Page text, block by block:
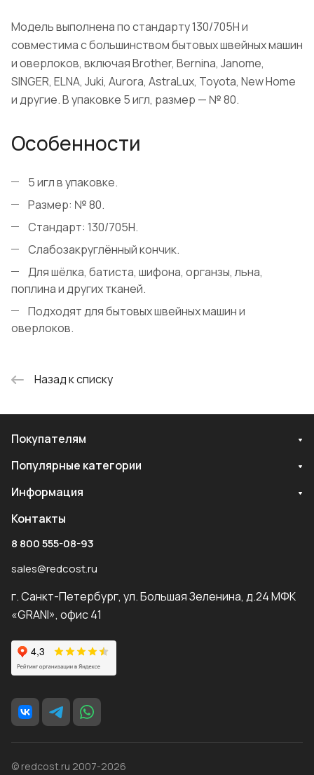
Модель выполнена по стандарту 130/705H и
совместима с большинством бытовых швейных машин
и оверлоков, включая Brother, Bernina, Janome,
SINGER, ELNA, Juki, Aurora, AstraLux, Toyota, New Home
и другие. В упаковке 5 игл, размер — № 80.
Особенности
5 игл в упаковке.
Размер: № 80.
Стандарт: 130/705H.
Слабозакруглённый кончик.
Для шёлка, батиста, шифона, органзы, льна,
поплина и других тканей.
Подходят для бытовых швейных машин и
оверлоков.
Назад к списку
Покупателям
Популярные категории
Информация
Контакты
8 800 555-08-93
sales@redcost.ru
г. Санкт-Петербург, ул. Большая Зеленина, д.24 МФК
«GRANI», офис 41
© redcost.ru 2007-2026